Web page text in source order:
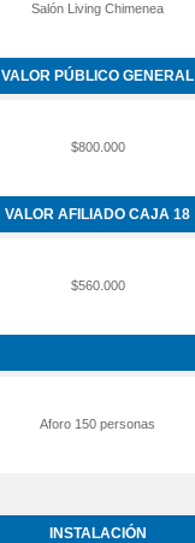
Salón Living Chimenea
VALOR PÚBLICO GENERAL
$800.000
VALOR AFILIADO CAJA 18
$560.000
Aforo 150 personas
INSTALACIÓN